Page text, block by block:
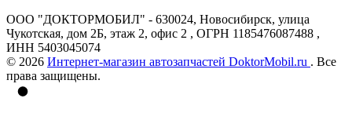
ООО "ДОКТОРМОБИЛ" - 630024, Новосибирск, улица
Чукотская, дом 2Б, этаж 2, офис 2 , ОГРН 1185476087488 ,
ИНН 5403045074
© 2026 Интернет-магазин автозапчастей DoktorMobil.ru . Все
права защищены.